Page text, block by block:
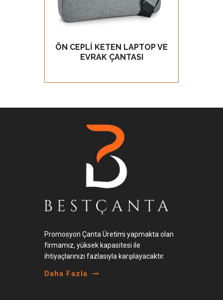
GÖZ AT
ÖN CEPLİ KETEN LAPTOP VE
EVRAK ÇANTASI
Promosyon Çanta Üretimi yapmakta olan
firmamız, yüksek kapasitesi ile
ihtiyaçlarınızı fazlasıyla karşılayacaktır.
Daha Fazla